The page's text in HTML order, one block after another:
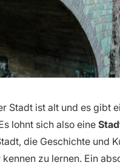
Stadt ist alt und es gibt
lohnt sich also eine
die Geschichte und
zu lernen. Ein